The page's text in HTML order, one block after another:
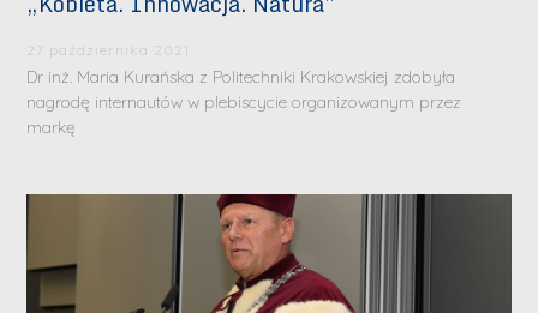
27 października 2021
Dr inż. Maria Kurańska z Politechniki Krakowskiej zdobyła
nagrodę internautów w plebiscycie organizowanym przez
markę